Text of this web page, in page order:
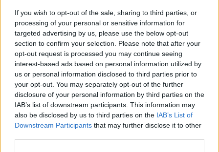
If you wish to opt-out of the sale, sharing to third parties, or
processing of your personal or sensitive information for
targeted advertising by us, please use the below opt-out
section to confirm your selection. Please note that after your
opt-out request is processed you may continue seeing
interest-based ads based on personal information utilized by
us or personal information disclosed to third parties prior to
your opt-out. You may separately opt-out of the further
disclosure of your personal information by third parties on the
IAB’s list of downstream participants. This information may
also be disclosed by us to third parties on the IAB’s List of
Downstream Participants that may further disclose it to other